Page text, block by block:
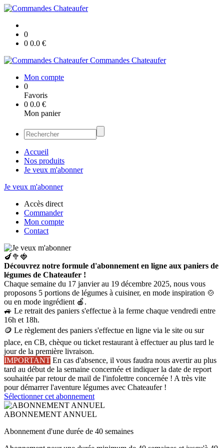
0
0 0.0 €
Commandes Chateaufer
Mon compte
0
Favoris
0 0.0 €
Mon panier
Accueil
Nos produits
Je veux m'abonner
Je veux m'abonner
Accès direct
Commander
Mon compte
Contact
🍆🥦🍓
Découvrez notre formule d'abonnement en ligne aux paniers de
légumes de Chateaufer !
Chaque semaine du 17 janvier au 19 décembre 2025, nous vous
proposons 5 portions de légumes à cuisiner, en mode inspiration 🍲
ou en mode ingrédient 🍎.
🚙 Le retrait des paniers s'effectue à la ferme chaque vendredi entre
16h et 18h.
🪙 Le règlement des paniers s'effectue en ligne via le site ou sur
place, en CB, chèque ou ticket restaurant à effectuer au plus tard le
jour de la première livraison.
IMPORTANT En cas d'absence, il vous faudra nous avertir au plus
tard au début de la semaine concernée et indiquer la date de report
souhaitée par retour de mail de l'infolettre concernée ! A très vite
pour démarrer l'aventure légumes avec Chateaufer !
Sélectionner cet abonnement
ABONNEMENT ANNUEL
Abonnement d'une durée de 40 semaines